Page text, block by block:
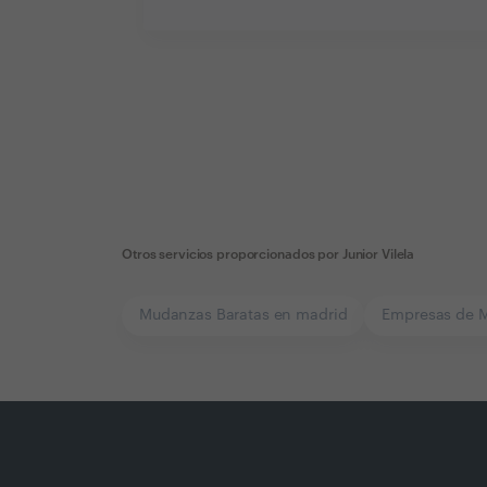
Otros servicios proporcionados por Junior Vilela
Mudanzas Baratas en madrid Empresas de